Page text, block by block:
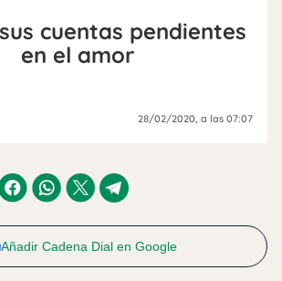
cuentas pendientes
en el amor
28/02/2020 , a las 07:07
Añadir Cadena Dial en Google